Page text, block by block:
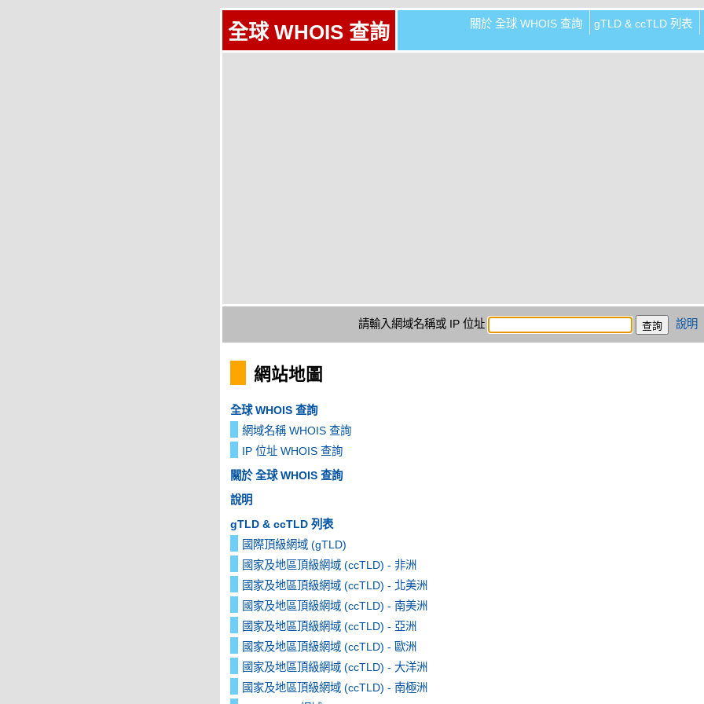
全球 WHOIS 查詢 關於 全球 WHOIS 查詢 gTLD & ccTLD 列表
請輸入網域名稱或 IP 位址 說明
網站地圖
全球 WHOIS 查詢
網域名稱 WHOIS 查詢
IP 位址 WHOIS 查詢
關於 全球 WHOIS 查詢
說明
gTLD & ccTLD 列表
國際頂級網域 (gTLD)
國家及地區頂級網域 (ccTLD) - 非洲
國家及地區頂級網域 (ccTLD) - 北美洲
國家及地區頂級網域 (ccTLD) - 南美洲
國家及地區頂級網域 (ccTLD) - 亞洲
國家及地區頂級網域 (ccTLD) - 歐洲
國家及地區頂級網域 (ccTLD) - 大洋洲
國家及地區頂級網域 (ccTLD) - 南極洲